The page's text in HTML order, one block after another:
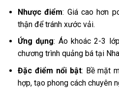
Nhược điểm: Giá cao hơn
thận để tránh xước vải.
Ứng dụng: Áo khoác 2-3
chương trình quảng bá tại
Đặc điểm nổi bật: Bề mặt
hợp, tạo phong cách chuyên